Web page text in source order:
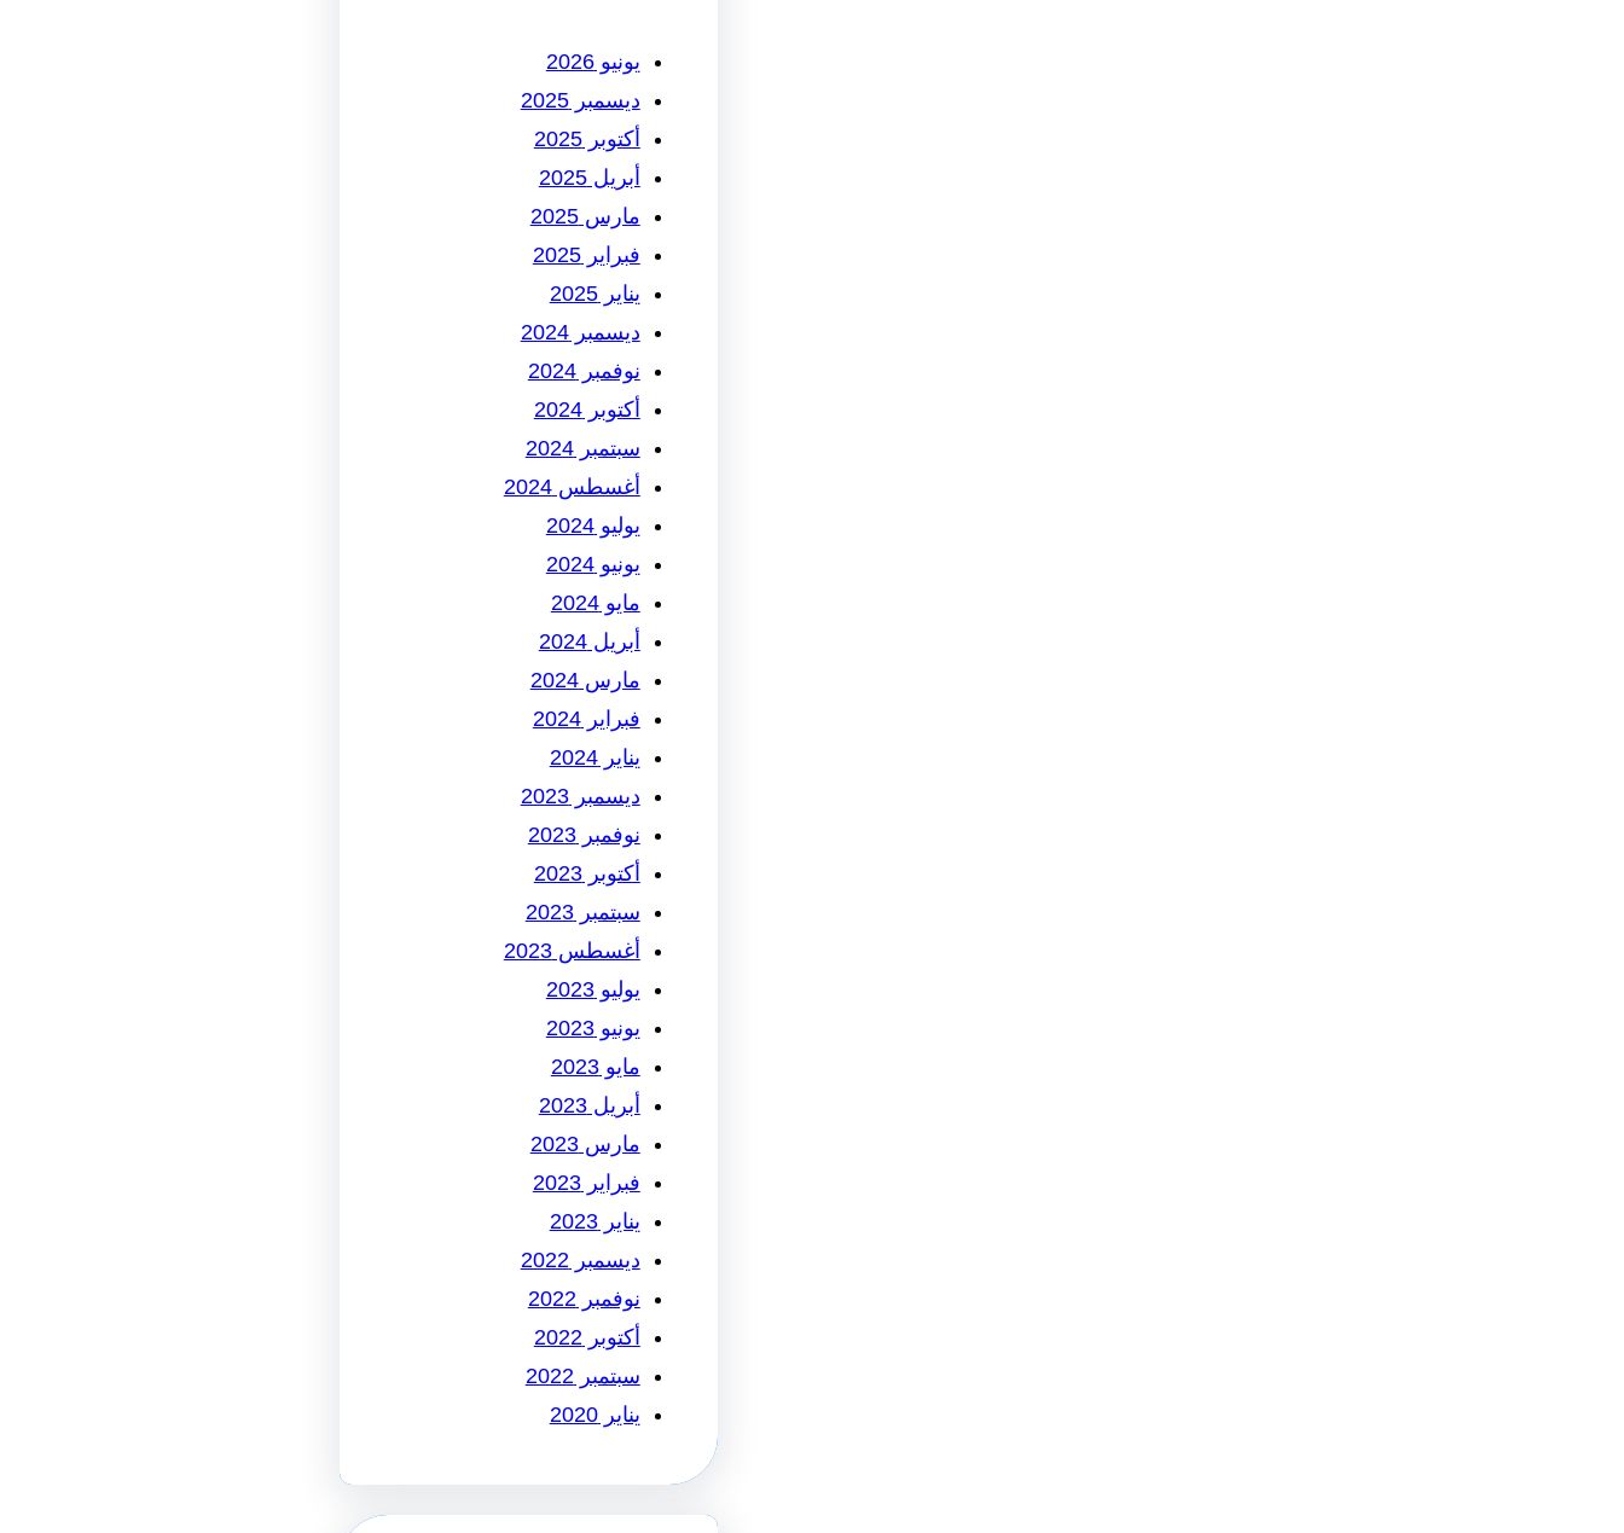
يونيو 2026
ديسمبر 2025
أكتوبر 2025
أبريل 2025
مارس 2025
فبراير 2025
يناير 2025
ديسمبر 2024
نوفمبر 2024
أكتوبر 2024
سبتمبر 2024
أغسطس 2024
يوليو 2024
يونيو 2024
مايو 2024
أبريل 2024
مارس 2024
فبراير 2024
يناير 2024
ديسمبر 2023
نوفمبر 2023
أكتوبر 2023
سبتمبر 2023
أغسطس 2023
يوليو 2023
يونيو 2023
مايو 2023
أبريل 2023
مارس 2023
فبراير 2023
يناير 2023
ديسمبر 2022
نوفمبر 2022
أكتوبر 2022
سبتمبر 2022
يناير 2020